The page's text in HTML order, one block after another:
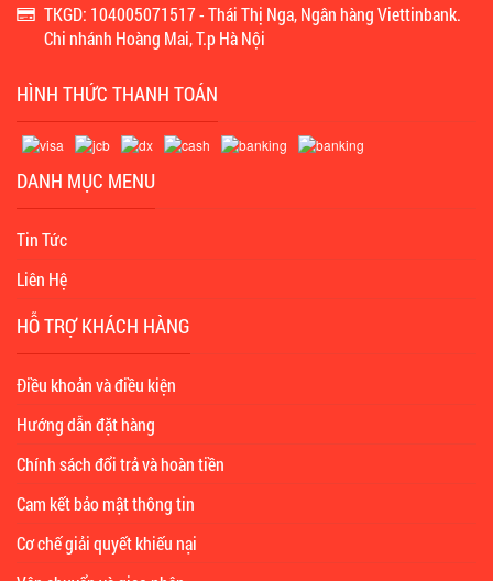
TKGD: 104005071517 - Thái Thị Nga, Ngân hàng Viettinbank.
Chi nhánh Hoàng Mai, T.p Hà Nội
HÌNH THỨC THANH TOÁN
DANH MỤC MENU
Tin Tức
Liên Hệ
HỖ TRỢ KHÁCH HÀNG
Điều khoản và điều kiện
Hướng dẫn đặt hàng
Chính sách đổi trả và hoàn tiền
Cam kết bảo mật thông tin
Cơ chế giải quyết khiếu nại